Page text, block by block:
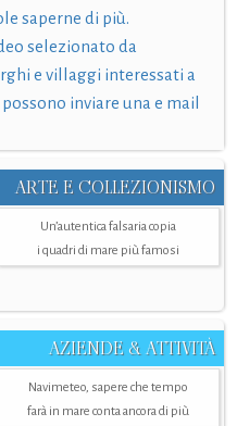
saperne di più.
selezionato da
e villaggi interessati a
inviare una e mail
ARTE E COLLEZIONISMO
Un’autentica falsaria copia
i quadri di mare più famosi
AZIENDE & ATTIVITÀ
Navimeteo, sapere che tempo
farà in mare conta ancora di più